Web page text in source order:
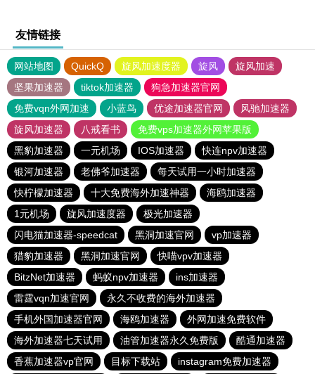
友情链接
网站地图 QuickQ 旋风加速度器 旋风
旋风加速
坚果加速器
tiktok加速器
狗急加速器官网
免费vqn外网加速
小蓝鸟 优途加速器官网
风驰加速器
旋风加速器
八戒看书
免费vps加速器外网苹果版
黑豹加速器
一元机场 IOS加速器
快连npv加速器
银河加速器
老佛爷加速器
每天试用一小时加速器
快柠檬加速器
十大免费海外加速神器
海鸥加速器
1元机场
旋风加速度器
极光加速器
闪电猫加速器-speedcat
黑洞加速官网
vp加速器
猎豹加速器
黑洞加速官网
快喵vpv加速器
BitzNet加速器
蚂蚁npv加速器
ins加速器
雷霆vqn加速官网
永久不收费的海外加速器
手机外国加速器官网
海鸥加速器
外网加速免费软件
海外加速器七天试用
油管加速器永久免费版
酷通加速器
香蕉加速器vp官网
目标下载站 instagram免费加速器